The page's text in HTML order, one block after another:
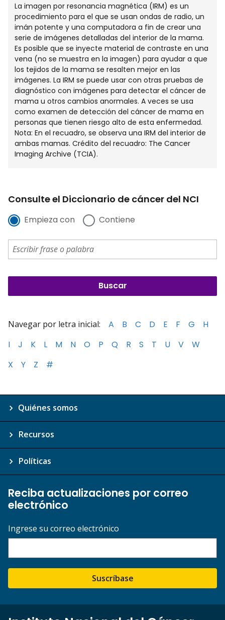
La imagen por resonancia magnética (IRM) es un
procedimiento para el que se usan ondas de radio, un
imán potente y una computadora a fin de crear una
serie de imágenes detalladas del interior de la mama.
Es posible que se inyecte material de contraste en una
vena (no se muestra en la imagen) para ayudar a que
los tejidos de la mama se resalten mejor en las
imágenes. La IRM se puede usar con otras pruebas de
diagnóstico con imágenes para detectar el cáncer de
mama u otros cambios anormales. A veces se usa
como examen de detección del cáncer de mama en
personas que tienen riesgo alto de esta enfermedad.
Nota: En el recuadro, se observa una IRM del interior de
ambas mamas. Crédito del recuadro: The Cancer
Imaging Archive (TCIA).
Consulte el Diccionario de cáncer del NCI
Empieza con Contiene
Navegar por letra inicial: A B C D E F G
H
I
J K L M N O P Q R S T U V
W
X
Y Z #
Quiénes somos
Recursos
Políticas
Reciba actualizaciones por correo
electrónico
Ingrese su correo electrónico
Suscríbase